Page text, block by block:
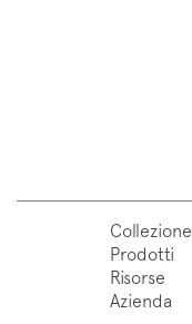
Collezione
Azuco
Azuma
Fjord
Prodotti
Sistemi
Lavabi
Risorse
Azienda